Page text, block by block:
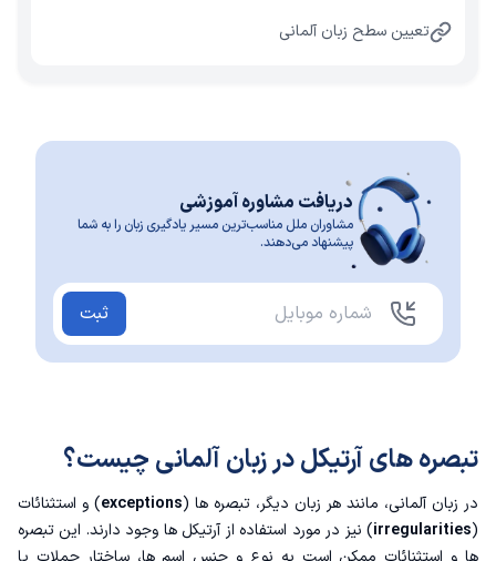
تعیین سطح زبان آلمانی
دریافت مشاوره آموزشی
مشاوران ملل مناسب‌ترین مسیر یادگیری زبان را به شما
پیشنهاد می‌دهند.
ثبت
تبصره های آرتیکل در زبان آلمانی چیست؟
در زبان آلمانی، مانند هر زبان دیگر، تبصره ها (exceptions) و استثنائات
(
irregularities) نیز در مورد استفاده از آرتیکل ها وجود دارند. این تبصره